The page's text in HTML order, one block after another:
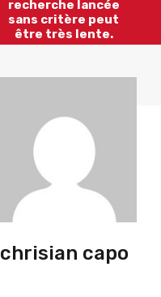
recherche lancée
sans critère peut
être très lente.
chrisian capo